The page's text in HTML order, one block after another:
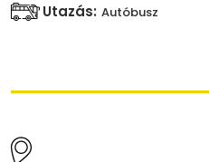
Utazás: Autóbusz